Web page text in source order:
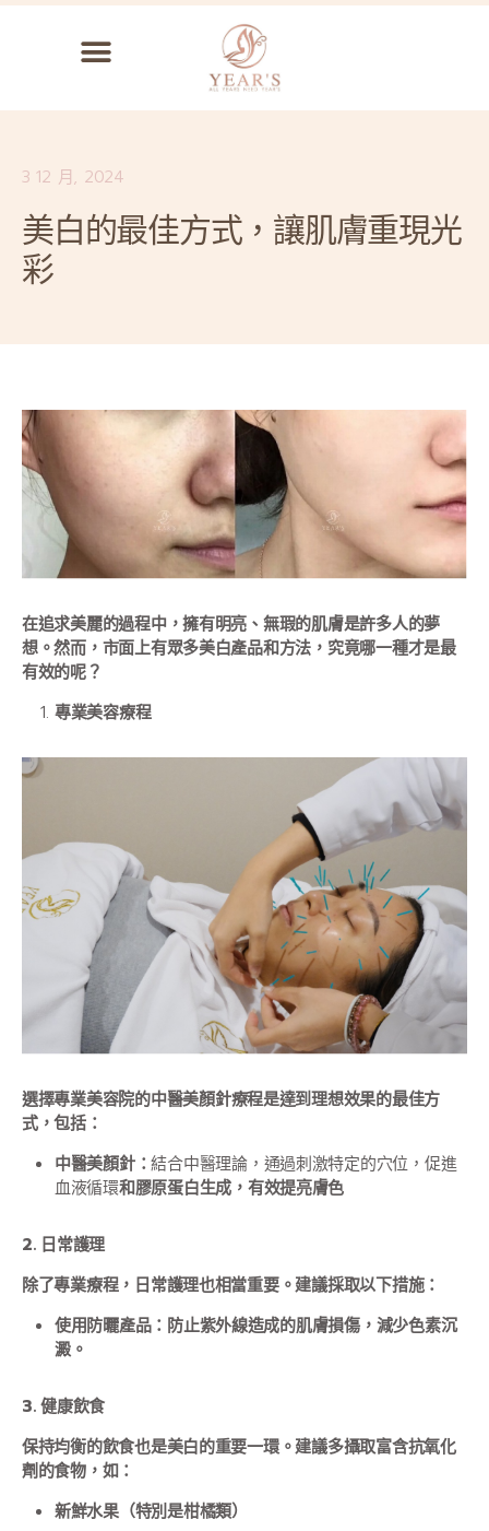
3 12 月, 2024
美白的最佳方式，讓肌膚重現光
彩
在追求美麗的過程中，擁有明亮、無瑕的肌膚是許多人的夢
想。然而，市面上有眾多美白產品和方法，究竟哪一種才是最
有效的呢？
專業美容療程
選擇專業美容院的中醫美顏針療程是達到理想效果的最佳方
式，包括：
中醫美顏針：結合中醫理論，通過刺激特定的穴位，促進
血液循環和膠原蛋白生成， 有效提亮膚色
2. 日常護理
除了專業療程，日常護理也相當重要。建議採取以下措施：
使用防曬產品：防止紫外線造成的肌膚損傷，減少色素沉
澱。
3. 健康飲食
保持均衡的飲食也是美白的重要一環。建議多攝取富含抗氧化
劑的食物，如：
新鮮水果（特別是柑橘類）